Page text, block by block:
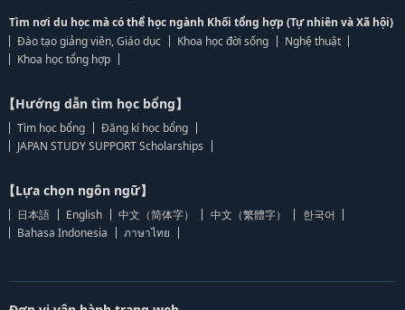
Tìm nơi du học mà có thể học ngành Khối tổng hợp (Tự nhiên và Xã hội)
Đào tạo giảng viên, Giáo dục
Khoa học đời sống
Nghệ thuật
Khoa học tổng hợp
【Hướng dẫn tìm học bổng】
Tìm học bổng
Đăng kí học bổng
JAPAN STUDY SUPPORT Scholarships
【Lựa chọn ngôn ngữ】
日本語 English 中文（简体字） 中文（繁體字）
한국어
Bahasa Indonesia
ภาษาไทย